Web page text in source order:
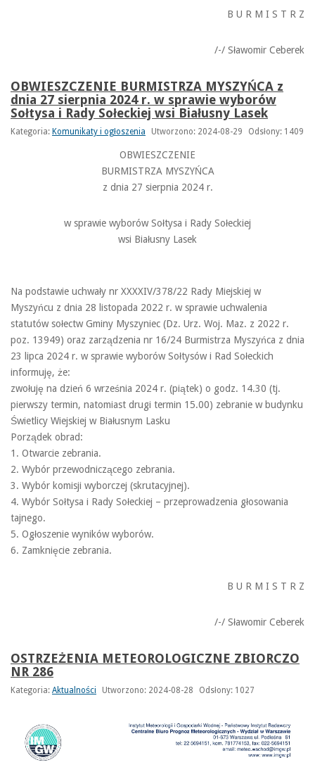
B U R M I S T R Z
/-/ Sławomir Ceberek
OBWIESZCZENIE BURMISTRZA MYSZYŃCA z
dnia 27 sierpnia 2024 r. w sprawie wyborów
Sołtysa i Rady Sołeckiej wsi Białusny Lasek
Kategoria: Komunikaty i ogłoszenia Utworzono: 2024-08-29 Odsłony: 1409
OBWIESZCZENIE
BURMISTRZA MYSZYŃCA
z dnia 27 sierpnia 2024 r.
w sprawie wyborów Sołtysa i Rady Sołeckiej
wsi Białusny Lasek
Na podstawie uchwały nr XXXXIV/378/22 Rady Miejskiej w
Myszyńcu z dnia 28 listopada 2022 r. w sprawie uchwalenia
statutów sołectw Gminy Myszyniec (Dz. Urz. Woj. Maz. z 2022 r.
poz. 13949) oraz zarządzenia nr 16/24 Burmistrza Myszyńca z dnia
23 lipca 2024 r. w sprawie wyborów Sołtysów i Rad Sołeckich
informuję, że:
zwołuję na dzień 6 września 2024 r. (piątek) o godz. 14.30 (tj.
pierwszy termin, natomiast drugi termin 15.00) zebranie w budynku
Świetlicy Wiejskiej w Białusnym Lasku
Porządek obrad:
1. Otwarcie zebrania.
2. Wybór przewodniczącego zebrania.
3. Wybór komisji wyborczej (skrutacyjnej).
4. Wybór Sołtysa i Rady Sołeckiej – przeprowadzenia głosowania
tajnego.
5. Ogłoszenie wyników wyborów.
6. Zamknięcie zebrania.
B U R M I S T R Z
/-/ Sławomir Ceberek
OSTRZEŻENIA METEOROLOGICZNE ZBIORCZO
NR 286
Kategoria: Aktualności Utworzono: 2024-08-28 Odsłony: 1027